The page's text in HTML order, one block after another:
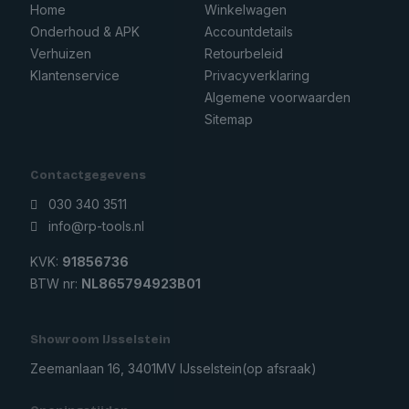
Home
Onderhoud & APK
Verhuizen
Klantenservice
Winkelwagen
Accountdetails
Retourbeleid
Privacyverklaring
Algemene voorwaarden
Sitemap
Contactgegevens
030 340 3511
info@rp-tools.nl
KVK: 91856736
BTW nr: NL865794923B01
Showroom IJsselstein
Zeemanlaan 16, 3401MV IJsselstein(op afsraak)